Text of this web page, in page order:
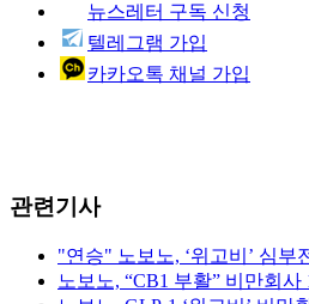
뉴스레터 구독 신청
텔레그램 가입
카카오톡 채널 가입
관련기사
"연승" 노보노, ‘위고비’ 심부
노보노, “CB1 부활” 비만회